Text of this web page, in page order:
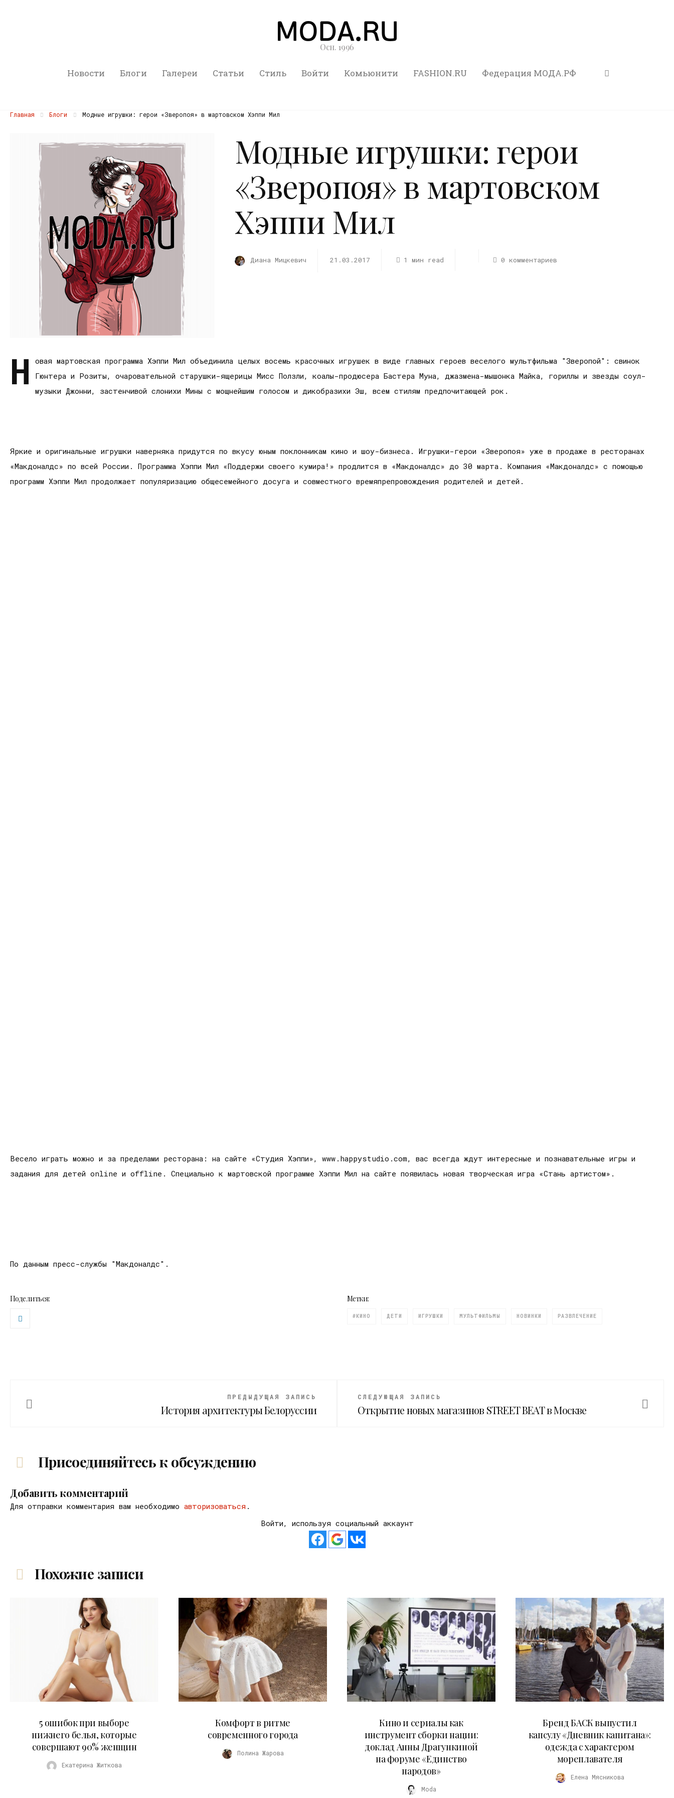
Осн. 1996
Новости Блоги Галереи Статьи Стиль Войти Комьюнити FASHION.RU Федерация МОДА.РФ
Главная Блоги Модные игрушки: герои «Зверопоя» в мартовском Хэппи Мил
Модные игрушки: герои
«Зверопоя» в мартовском
Хэппи Мил
Диана Мицкевич 21.03.2017 1 мин read 0 комментариев
Н
овая мартовская программа Хэппи Мил объединила целых восемь красочных игрушек в виде главных героев веселого мультфильма "Зверопой": свинок
Гюнтера и Розиты, очаровательной старушки-ящерицы Мисс Ползли, коалы-продюсера Бастера Муна, джазмена-мышонка Майка, гориллы и звезды соул-
музыки Джонни, застенчивой слонихи Мины с мощнейшим голосом и дикобразихи Эш, всем стилям предпочитающей рок.
Яркие и оригинальные игрушки наверняка придутся по вкусу юным поклонникам кино и шоу-бизнеса. Игрушки-герои «Зверопоя» уже в продаже в ресторанах
«Макдоналдс» по всей России. Программа Хэппи Мил «Поддержи своего кумира!» продлится в «Макдоналдс» до 30 марта. Компания «Макдоналдс» с помощью
программ Хэппи Мил продолжает популяризацию общесемейного досуга и совместного времяпрепровождения родителей и детей.
Весело играть можно и за пределами ресторана: на сайте «Студия Хэппи», www.happystudio.com, вас всегда ждут интересные и познавательные игры и
задания для детей online и offline. Специально к мартовской программе Хэппи Мил на сайте появилась новая творческая игра «Стань артистом».
По данным пресс-службы "Макдоналдс".
Поделиться: Метки:
#КИНО ДЕТИ ИГРУШКИ МУЛЬТФИЛЬМЫ НОВИНКИ РАЗВЛЕЧЕНИЕ
ПРЕДЫДУЩАЯ ЗАПИСЬ
История архитектуры Белоруссии
СЛЕДУЮЩАЯ ЗАПИСЬ
Открытие новых магазинов STREET BEAT в Москве
Присоединяйтесь к обсуждению
Добавить комментарий
Для отправки комментария вам необходимо авторизоваться .
Войти, используя социальный аккаунт
Похожие записи
5 ошибок при выборе
нижнего белья, которые
совершают 90% женщин
Екатерина Житкова
Комфорт в ритме
современного города
Полина Жарова
Кино и сериалы как
инструмент сборки нации:
доклад Анны Драгункиной
на форуме «Единство
народов»
Moda
Бренд БАСК выпустил
капсулу «Дневник капитана»:
одежда с характером
мореплавателя
Елена Мясникова